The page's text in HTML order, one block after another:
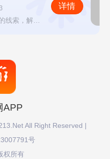
详情
APP
All Right Reserved |
号
权所有